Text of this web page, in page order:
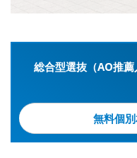
総合型選抜（AO推
無料個